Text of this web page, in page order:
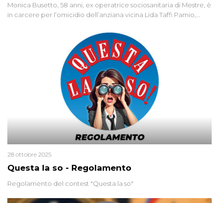
Monica Busetto, 58 anni, ex operatrice sociosanitaria di Mestre, è
in carcere per l’omicidio dell’anziana vicina Lida Taffi Pamio,
minuscola su una collanina, Monica si proclama innocente. Nel
2015 un’altra donna confessa lo stesso delitto, poi ritratta. Due
colpevoli per un solo omicidio: errore giudiziario o giustizia
Questa la so - Regolamento
28 ottobre 2025
Regolamento del contest "Questa la so"